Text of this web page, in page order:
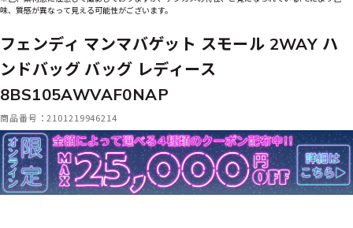
味、質感が異なって見える可能性がございます。
フェンディ マンマバゲット スモール 2WAY ハ
ンドバッグ バッグ レディース
8BS105AWVAF0NAP
商品番号：2101219946214